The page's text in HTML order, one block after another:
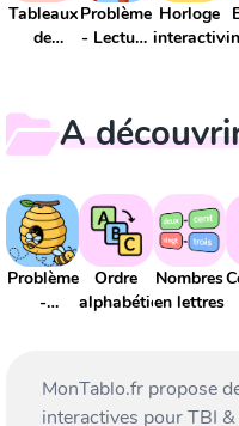
Tableaux
de
Problème
- Lecture
Horloge
interactive
A
Problème
-
Ordre
alphabétique
Nombres
en lettres
MonTablo.fr propose
interactives pour TBI